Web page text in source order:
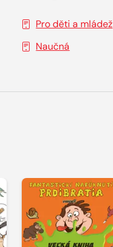
Pro děti a mládež
Naučná